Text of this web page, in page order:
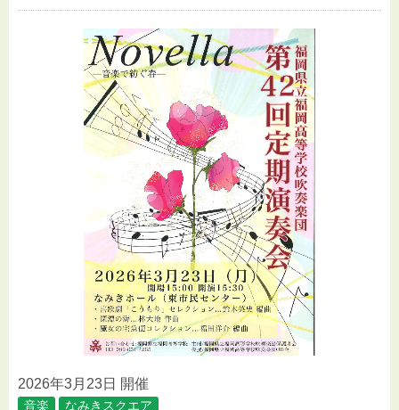
2026年3月23日 開催
音楽 なみきスクエア